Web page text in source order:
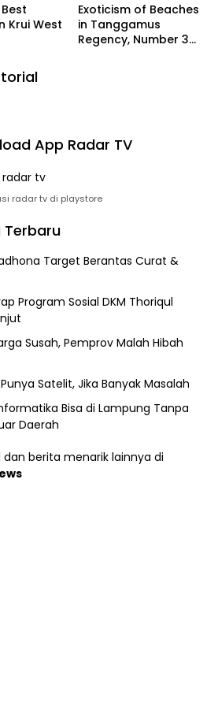
Krui West
Exoticism of Beaches
in Tanggamus
Regency, Number 3
App Radar TV
radar tv di playstore
Terbaru
Target Berantas Curat &
Program Sosial DKM Thoriqul
Susah, Pemprov Malah Hibah
Satelit, Jika Banyak Masalah
Bisa di Lampung Tanpa
Daerah
dan berita menarik lainnya di